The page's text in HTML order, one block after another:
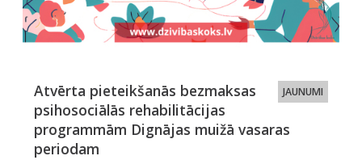
JAUNUMI
Atvērta pieteikšanās bezmaksas
psihosociālās rehabilitācijas
programmām Dignājas muižā vasaras
periodam